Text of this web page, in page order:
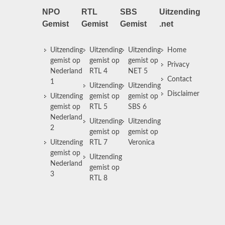
NPO
Gemist
Uitzending
gemist op
Nederland
1
Uitzending
gemist op
Nederland
2
Uitzending
gemist op
Nederland
3
RTL
Gemist
Uitzending
gemist op
RTL 4
Uitzending
gemist op
RTL 5
Uitzending
gemist op
RTL 7
Uitzending
gemist op
RTL 8
SBS
Gemist
Uitzending
gemist op
NET 5
Uitzending
gemist op
SBS 6
Uitzending
gemist op
Veronica
Uitzending
.net
Home
Privacy
Contact
Disclaimer